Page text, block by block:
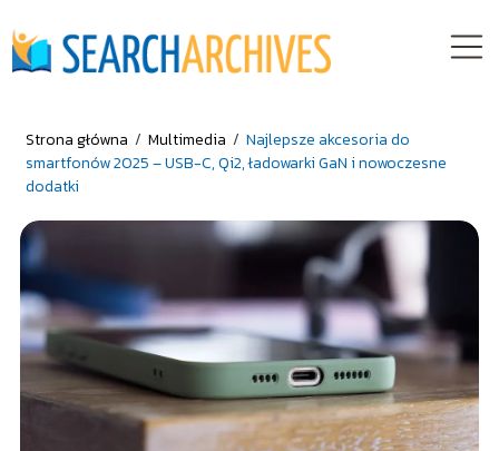
Strona główna / Multimedia / Najlepsze akcesoria do
smartfonów 2025 – USB-C, Qi2, ładowarki GaN i nowoczesne
dodatki